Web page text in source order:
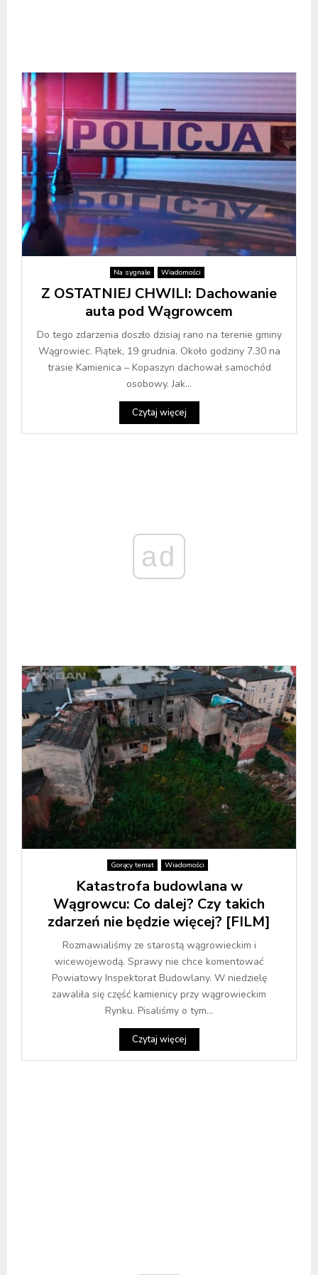
Na sygnale Wiadomości
Z OSTATNIEJ CHWILI: Dachowanie
auta pod Wągrowcem
Do tego zdarzenia doszło dzisiaj rano na terenie gminy
Wągrowiec. Piątek, 19 grudnia. Około godziny 7.30 na
trasie Kamienica – Kopaszyn dachował samochód
osobowy. Jak...
Czytaj więcej
ad
Gorący temat Wiadomości
Katastrofa budowlana w
Wągrowcu: Co dalej? Czy takich
zdarzeń nie będzie więcej? [FILM]
Rozmawialiśmy ze starostą wągrowieckim i
wicewojewodą. Sprawy nie chce komentować
Powiatowy Inspektorat Budowlany. W niedzielę
zawaliła się część kamienicy przy wągrowieckim
Rynku. Pisaliśmy o tym...
Czytaj więcej